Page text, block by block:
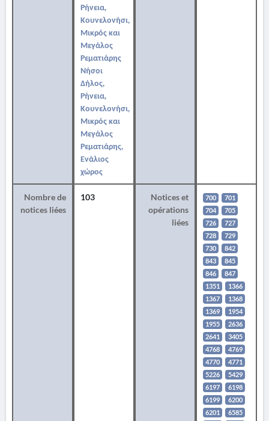
Ρήνεια,
Κουνελονήσι,
Μικρός και
Μεγάλος
Ρεματιάρης
Νήσοι
Δήλος,
Ρήνεια,
Κουνελονήσι,
Μικρός και
Μεγάλος
Ρεματιάρης,
Ενάλιος
χώρος
Nombre de
notices liées
103
Notices et
opérations
liées
700
701
704
705
726
727
728
729
730
842
843
845
846
847
1351
1366
1367
1368
1369
1954
1955
2636
2641
3405
4768
4769
4770
4771
5226
5429
6197
6198
6199
6200
6201
6585